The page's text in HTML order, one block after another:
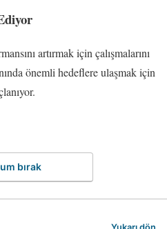
artırmak için çalışmalarını
önemli hedeflere ulaşmak için
bırak